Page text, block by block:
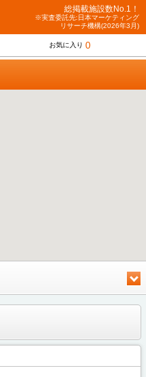
総掲載施設数No.1！
※実査委託先:日本マーケティング
リサーチ機構(2026年3月)
お気に入り 0